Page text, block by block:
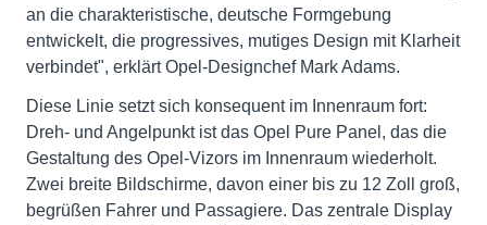
an die charakteristische, deutsche Formgebung
entwickelt, die progressives, mutiges Design mit Klarheit
verbindet", erklärt Opel-Designchef Mark Adams.
Diese Linie setzt sich konsequent im Innenraum fort:
Dreh- und Angelpunkt ist das Opel Pure Panel, das die
Gestaltung des Opel-Vizors im Innenraum wiederholt.
Zwei breite Bildschirme, davon einer bis zu 12 Zoll groß,
begrüßen Fahrer und Passagiere. Das zentrale Display